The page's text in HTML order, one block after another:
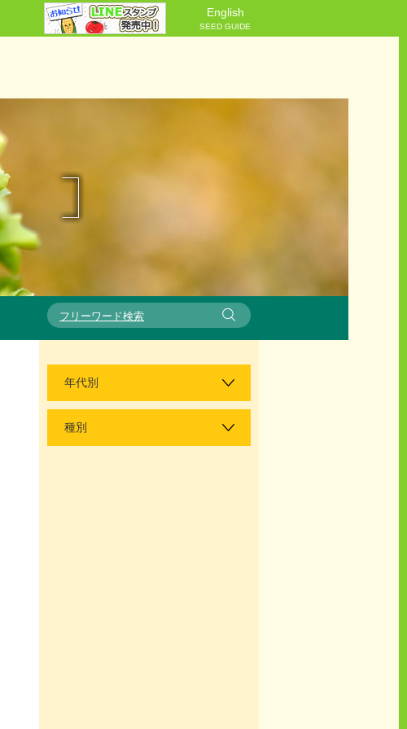
English
SEED GUIDE
年代別
種別